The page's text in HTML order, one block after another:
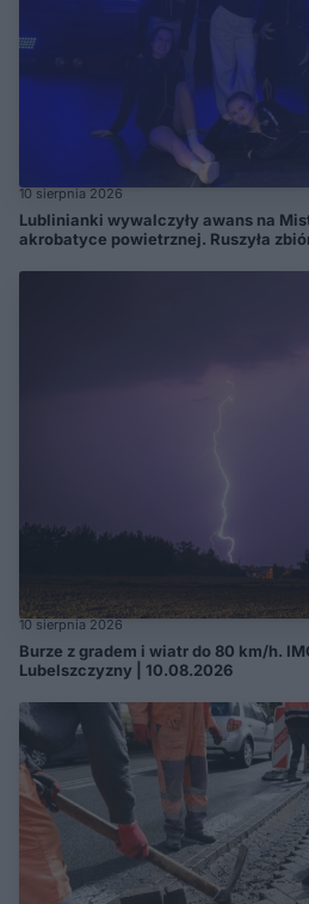
10 sierpnia 2026
Lublinianki wywalczyły awans na
akrobatyce powietrznej. Ruszyła
10 sierpnia 2026
Burze z gradem i wiatr do 80 km/h.
Lubelszczyzny | 10.08.2026